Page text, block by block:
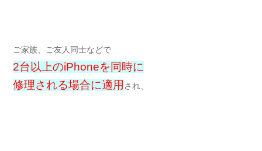
ご家族、ご友人同士などで
2台以上のiPhoneを同時に
修理される場合に適用 され、